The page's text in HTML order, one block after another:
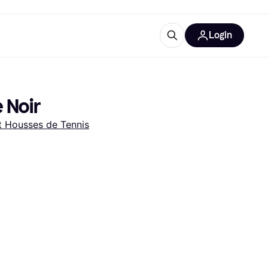
Login
Noir
Housses de Tennis